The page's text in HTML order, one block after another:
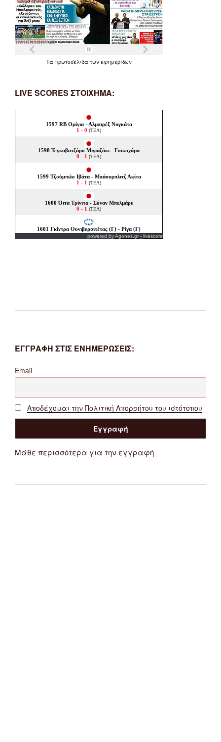
Τα πρωτοσέλιδα των εφημερίδων
LIVE SCORES ΣΤΟΙΧΗΜΑ:
powered byAgones.gr - livescore
ΕΓΓΡΑΦΗ ΣΤΙΣ ΕΝΗΜΕΡΩΣΕΙΣ:
Email
Αποδέχομαι την Πολιτική Απορρήτου του ιστότοπου
Μάθε περισσότερα για την εγγραφή